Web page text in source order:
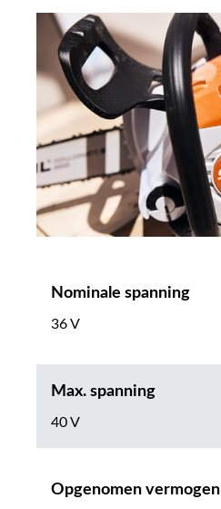
Nominale spanning
36 V
Max. spanning
40 V
Opgenomen vermogen